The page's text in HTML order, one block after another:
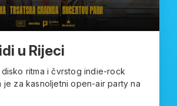
u Rijeci
ritma i čvrstog indie-rock
je za kasnoljetni open-air party na